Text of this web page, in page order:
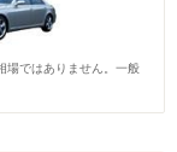
場ではありません。一般